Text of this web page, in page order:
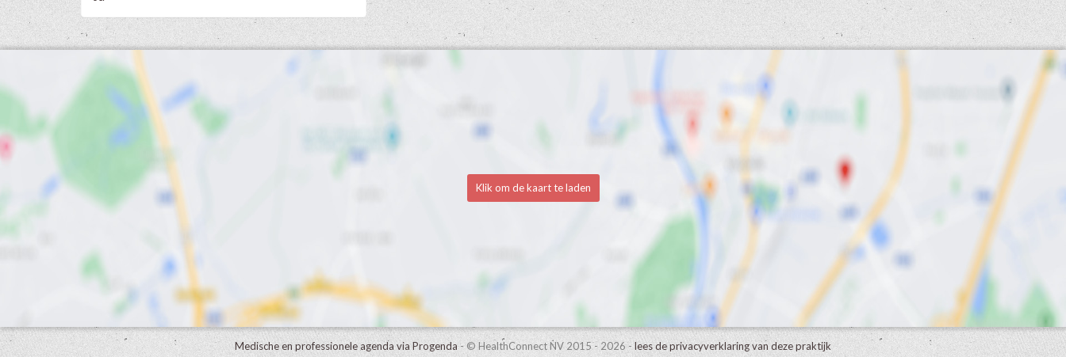
Klik om de kaart te laden
Medische en professionele agenda via Progenda- © HealthConnect NV 2015 - 2026 - lees de privacyverklaring van deze praktijk